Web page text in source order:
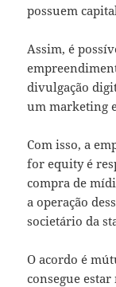
possuem
Assim, é
divulgação
um marketing
Com isso, a
for equity é
compra de
a operação
societário da
O acordo é
consegue